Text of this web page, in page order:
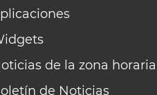
de la zona horaria
de Noticias